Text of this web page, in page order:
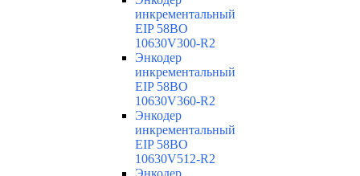
инкрементальный
EIP 58BO
10630V300-R2
Энкодер
инкрементальный
EIP 58BO
10630V360-R2
Энкодер
инкрементальный
EIP 58BO
10630V512-R2